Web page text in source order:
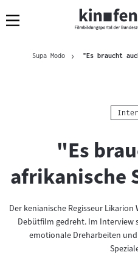
Navigation
zum
zur
Brotkrümelnavigation
Supa Modo "Es braucht
"Es
afrikanische
Der kenianische Regisseur
Debütfilm gedreht. Im Interview
emotionale Dreharbeiten